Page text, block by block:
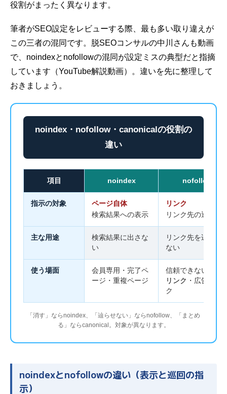
役割がまったく異なります。
筆者がSEO設定をレビューする際、最も多い取り違えが
この三者の混同です。脱SEOコンサルの中川さんも動画
で、noindexとnofollowの混同が設定ミスの典型だと指摘
しています（YouTube解説動画）。違いを先に整理して
おきましょう。
noindex・nofollow・canonicalの役割の
違い
項目 noindex nofollow
指示の対象
ページ自体
検索結果への表示
リンク
リンク先の巡回
主な用途
検索結果に出さな
い
リンク先を辿らせ
ない
使う場面
会員専用・完了ペ
ージ・重複ページ
信頼できない
リンク ・広告リン
ク
「消す」ならnoindex、「辿らせない」ならnofollow、「まとめ
る」ならcanonical。対象が異なります。
noindexとnofollowの違い（表示と巡回の指
示）